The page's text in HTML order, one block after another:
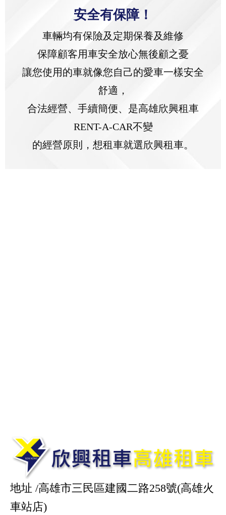
保障顧客用車安全放心無後顧之憂
讓您使用的車就像您自己的愛車一樣安全
舒適，
合法經營、手續簡便、是高雄欣興租車
RENT-A-CAR不變
的經營原則，想租車就選欣興租車。
地址 /高雄市三民區建國二路258號(高雄火
車站店)
07-2357899(建國)
0979-294583趙先生